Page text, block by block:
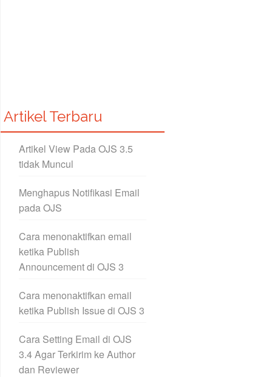
Artikel Terbaru
Artikel View Pada OJS 3.5
tidak Muncul
Menghapus Notifikasi Email
pada OJS
Cara menonaktifkan email
ketika Publish
Announcement di OJS 3
Cara menonaktifkan email
ketika Publish Issue di OJS 3
Cara Setting Email di OJS
3.4 Agar Terkirim ke Author
dan Reviewer